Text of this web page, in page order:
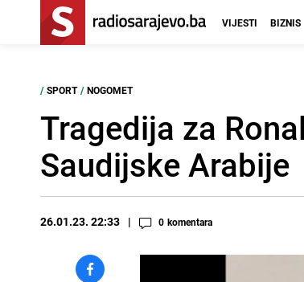
VIJESTI BIZNIS
/ SPORT / NOGOMET
Tragedija za
Saudijske Arabije
26.01.23. 22:33 0 komentara